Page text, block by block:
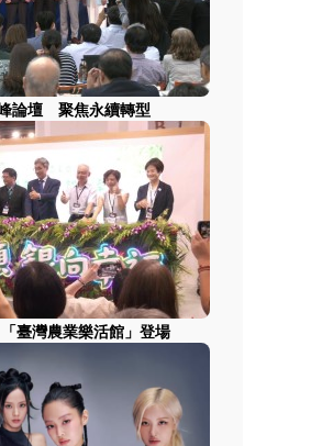
論壇 聚焦永續轉型
臺灣農業樂活館」登場